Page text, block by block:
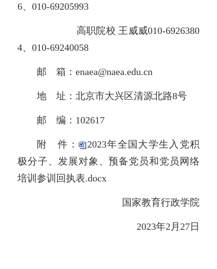
6、010-69205993
高职院校 王威威010-6926380
4、010-69240058
邮 箱：enaea@naea.edu.cn
地 址：北京市大兴区清源北路8号
邮 编：102617
附 件：
2023年全国大学生入党积
极分子、发展对象、预备党员和党员网络
培训参训回执表.docx
国家教育行政学院
2023年2月27日